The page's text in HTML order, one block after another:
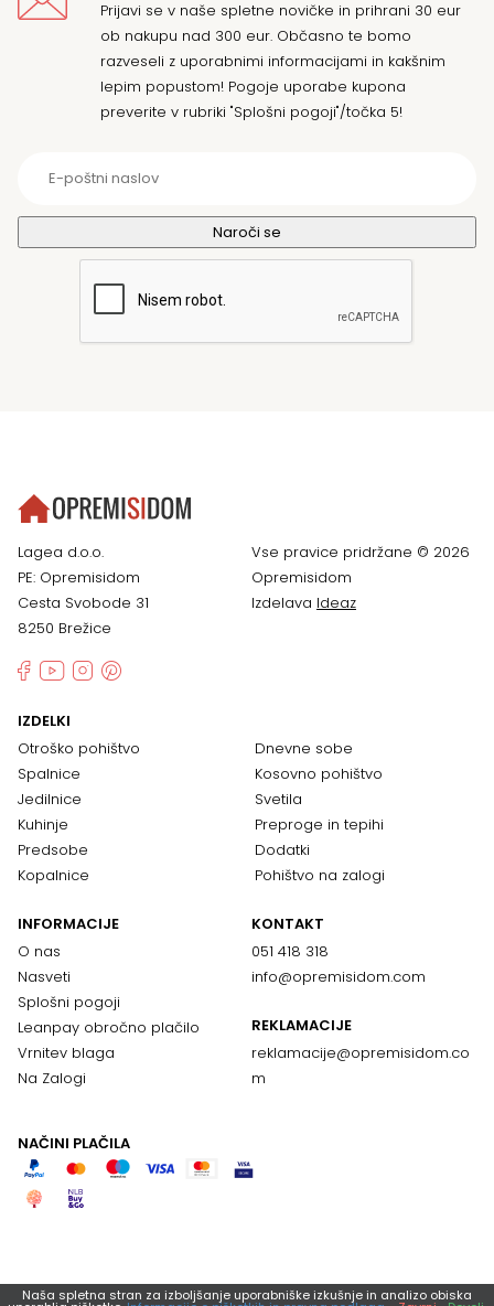
Prijavi se v naše spletne novičke in prihrani 30 eur
ob nakupu nad 300 eur. Občasno te bomo
razveseli z uporabnimi informacijami in kakšnim
lepim popustom! Pogoje uporabe kupona
preverite v rubriki "Splošni pogoji"/točka 5!
Lagea d.o.o.
PE: Opremisidom
Cesta Svobode 31
8250 Brežice
Vse pravice pridržane © 2026
Opremisidom
Izdelava Ideaz
IZDELKI
Otroško pohištvo
Spalnice
Jedilnice
Kuhinje
Predsobe
Kopalnice
Dnevne sobe
Kosovno pohištvo
Svetila
Preproge in tepihi
Dodatki
Pohištvo na zalogi
INFORMACIJE
O nas
Nasveti
Splošni pogoji
Leanpay obročno plačilo
Vrnitev blaga
Na Zalogi
KONTAKT
051 418 318
info@opremisidom.com
REKLAMACIJE
reklamacije@opremisidom.co
m
NAČINI PLAČILA
Naša spletna stran za izboljšanje uporabniške izkušnje in analizo obiska